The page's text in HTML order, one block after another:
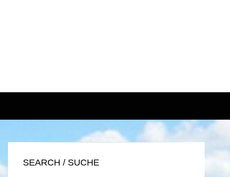
SEARCH / SUCHE